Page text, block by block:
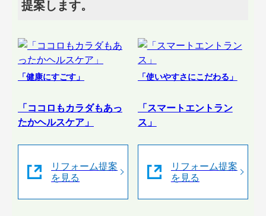
提案します。
「健康にすごす」
「ココロもカラダもあっ
たかヘルスケア」
リフォーム提案
を見る
「使いやすさにこだわる」
「スマートエントラン
ス」
リフォーム提案
を見る